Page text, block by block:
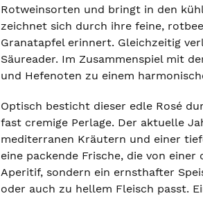
Rotweinsorten und bringt in den
zeichnet sich durch ihre feine,
Granatapfel erinnert. Gleichzeitig
Säureader. Im Zusammenspiel mit
und Hefenoten zu einem
Optisch besticht dieser edle Rosé
fast cremige Perlage. Der aktuelle
mediterranen Kräutern und einer
eine packende Frische, die von
Aperitif, sondern ein ernsthafter
oder auch zu hellem Fleisch passt.